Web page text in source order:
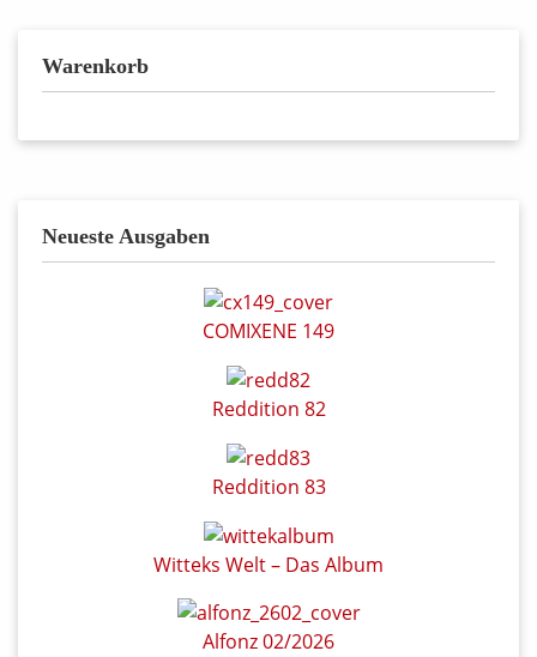
Warenkorb
Neueste Ausgaben
COMIXENE 149
Reddition 82
Reddition 83
Witteks Welt – Das Album
Alfonz 02/2026